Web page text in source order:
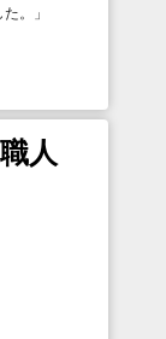
。
」
人